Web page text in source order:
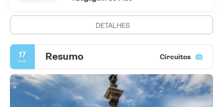
DETALHES
17
out. Resumo Circuitos